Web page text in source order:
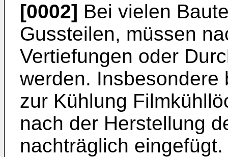
[0002] Bei vielen
Gussteilen, müssen
Vertiefungen oder
werden. Insbesondere
zur Kühlung
nach der Herstellung
nachträglich eingefügt.